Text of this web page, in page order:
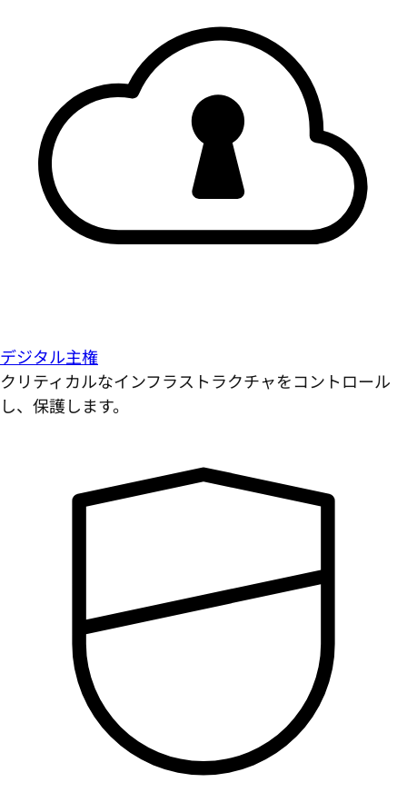
デジタル主権
クリティカルなインフラストラクチャをコントロール
し、保護します。